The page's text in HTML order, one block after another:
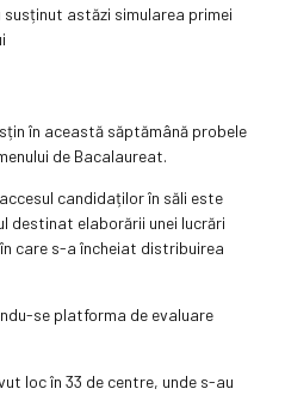
în această săptămână probele
de Bacalaureat.
candidaților în săli este
destinat elaborării unei lucrări
care s-a încheiat distribuirea
se platforma de evaluare
loc în 33 de centre, unde s-au